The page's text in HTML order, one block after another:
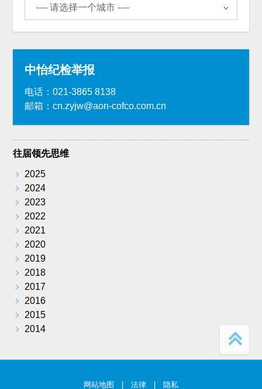
中怡纪检举报
电话：021-3865 8138
邮箱：cn.zyjw@aon-cofco.com.cn
往届领先思维
﹥
2025
﹥
2024
﹥
2023
﹥
2022
﹥
2021
﹥
2020
﹥
2019
﹥
2018
﹥
2017
﹥
2016
﹥
2015
﹥
2014
网站地图 法律 隐私